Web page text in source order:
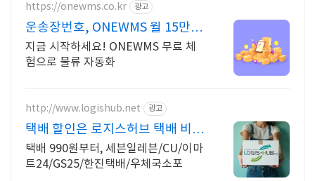
https://onewms.co.kr 광고
운송장번호, ONEWMS 월 15만원
이상 아끼세요!
지금 시작하세요! ONEWMS 무료 체
험으로 물류 자동화
http://www.logishub.net 광고
택배 할인은 로지스허브 택배 비오
는 날엔 방문택배 예약!
택배 990원부터, 세븐일레븐/CU/이마
트24/GS25/한진택배/우체국소포